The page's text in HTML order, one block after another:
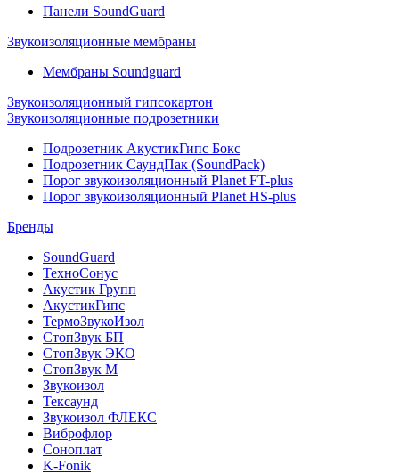
Панели SoundGuard
Звукоизоляционные мембраны
Мембраны Soundguard
Звукоизоляционный гипсокартон
Звукоизоляционные подрозетники
Подрозетник АкустикГипс Бокс
Подрозетник СаундПак (SoundPack)
Порог звукоизоляционный Planet FT-plus
Порог звукоизоляционный Planet HS-plus
Бренды
SoundGuard
ТехноСонус
Акустик Групп
АкустикГипс
ТермоЗвукоИзол
СтопЗвук БП
СтопЗвук ЭКО
СтопЗвук М
Звукоизол
Тексаунд
Звукоизол ФЛЕКС
Виброфлор
Соноплат
K-Fonik